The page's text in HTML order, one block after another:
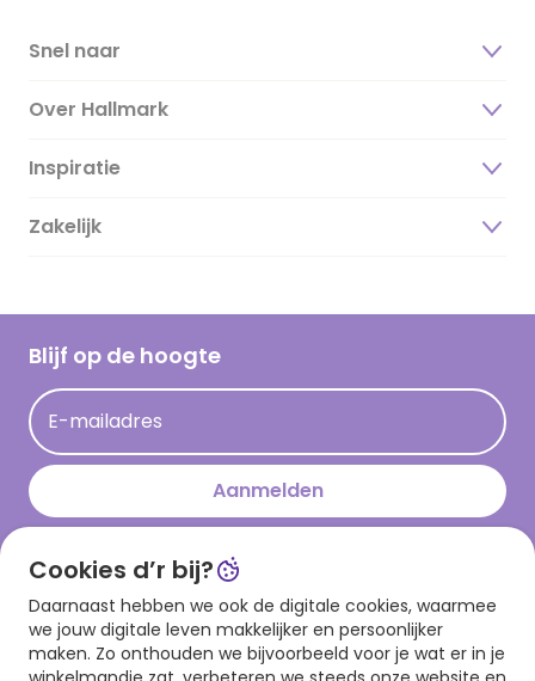
Snel naar
Over Hallmark
Over ons
Duurzaamheid
Hallmark Kaartclub
Acties
Persberichten
Hallmark en Kinderpostzegels
Inspiratie
Magazine
Cadeau inspiratie
Kaartinspiratie
Zakelijk
Blijf op de hoogte
E-mailadres
Aanmelden
Download onze app
Cookies d’r bij?
Daarnaast hebben we ook de digitale cookies, waarmee
we jouw digitale leven makkelijker en persoonlijker
maken. Zo onthouden we bijvoorbeeld voor je wat er in je